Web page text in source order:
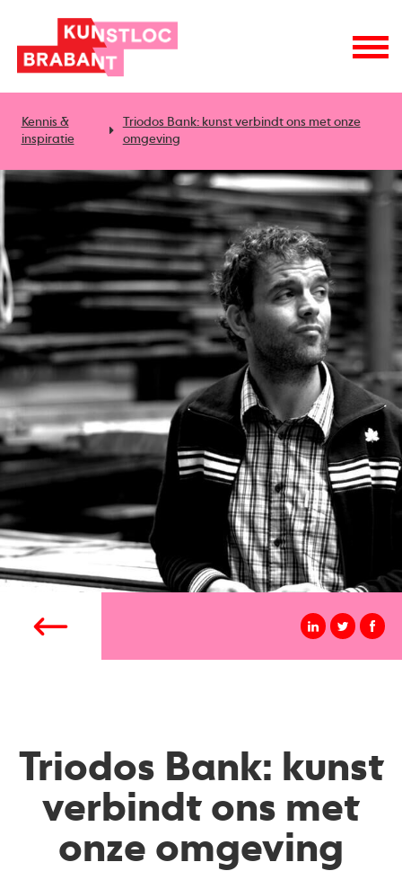
Kennis &
inspiratie
Triodos Bank: kunst verbindt ons met onze
omgeving
Triodos Bank: kunst
verbindt ons met
onze omgeving